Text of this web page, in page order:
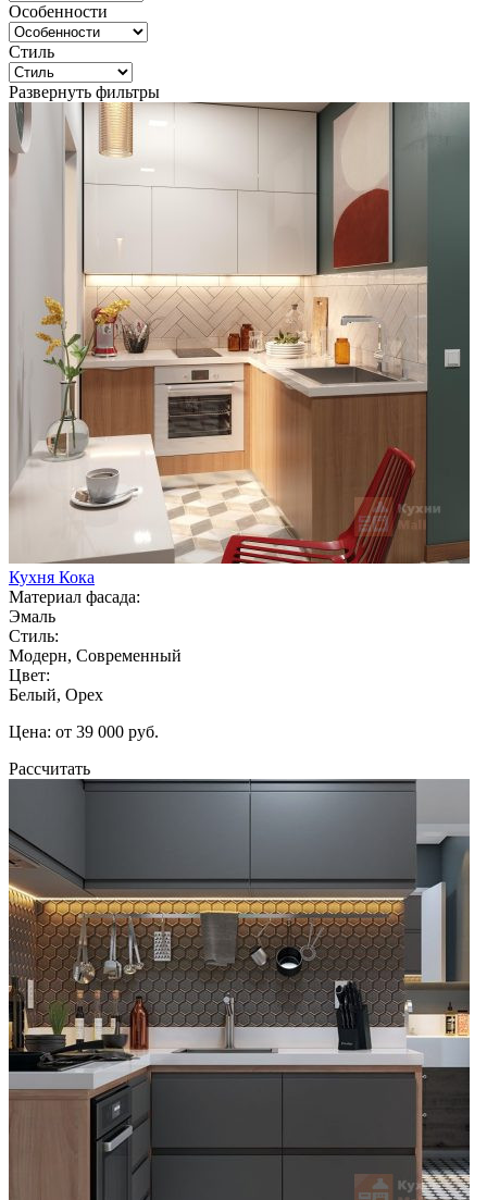
Особенности
Стиль
Развернуть фильтры
Кухня Кока
Материал фасада:
Эмаль
Стиль:
Модерн, Современный
Цвет:
Белый, Орех
Цена: от 39 000 руб.
Рассчитать